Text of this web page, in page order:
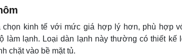
chọn kinh tế với mức giá hợp lý hơn, phù hợp
làm lạnh. Loại dàn lạnh này thường có thiết kế
chặt vào bề mặt tủ.